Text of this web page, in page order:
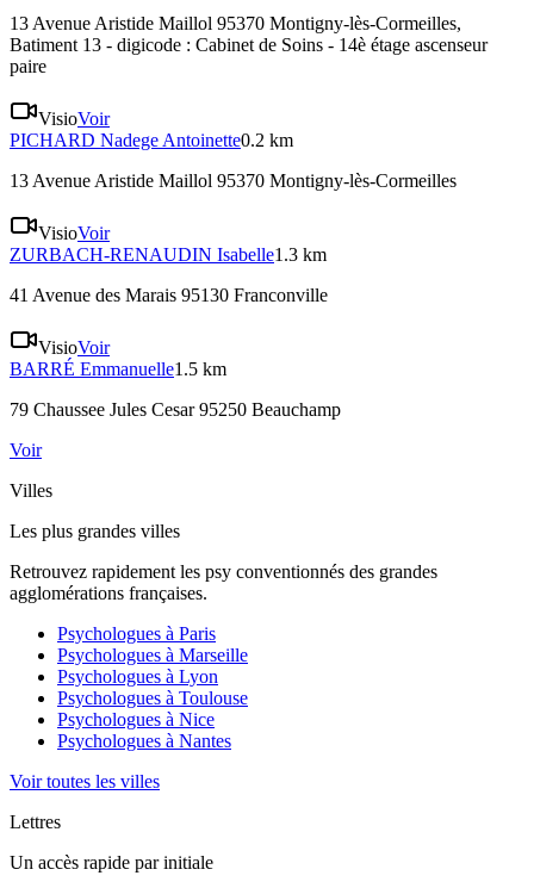
13 Avenue Aristide Maillol 95370 Montigny-lès-Cormeilles,
Batiment 13 - digicode : Cabinet de Soins - 14è étage ascenseur
paire
VisioVoir
PICHARD Nadege Antoinette0.2 km
13 Avenue Aristide Maillol 95370 Montigny-lès-Cormeilles
VisioVoir
ZURBACH-RENAUDIN Isabelle1.3 km
41 Avenue des Marais 95130 Franconville
VisioVoir
BARRÉ Emmanuelle1.5 km
79 Chaussee Jules Cesar 95250 Beauchamp
Voir
Villes
Les plus grandes villes
Retrouvez rapidement les psy conventionnés des grandes
agglomérations françaises.
Psychologues à Paris
Psychologues à Marseille
Psychologues à Lyon
Psychologues à Toulouse
Psychologues à Nice
Psychologues à Nantes
Voir toutes les villes
Lettres
Un accès rapide par initiale